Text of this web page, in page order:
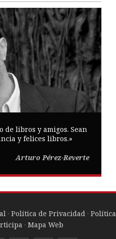
de libros y amigos. Sean
y felices libros.»
Arturo Pérez-Reverte
· Política de Privacidad · Política
· Mapa Web